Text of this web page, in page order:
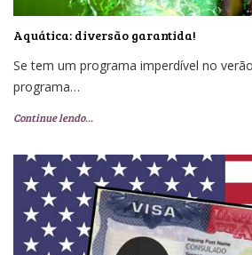
Aquática: diversão garantida!
Se tem um programa imperdível no
programa…
Continue lendo…